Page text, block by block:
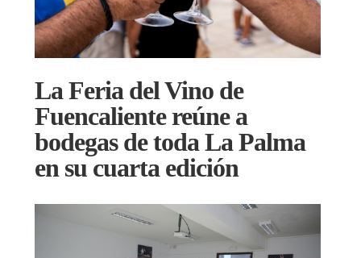
La Feria del Vino de
Fuencaliente reúne a
bodegas de toda La Palma
en su cuarta edición